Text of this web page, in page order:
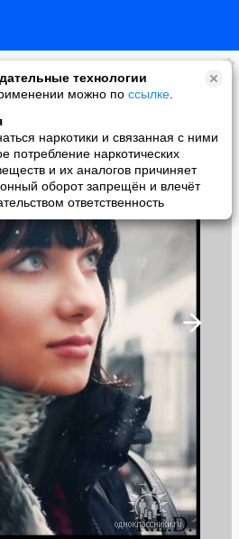
технологии
можно по ссылке
наркотики и связанная с ними
потребление наркотических
и их аналогов причиняет
оборот запрещён и влечёт
ответственность